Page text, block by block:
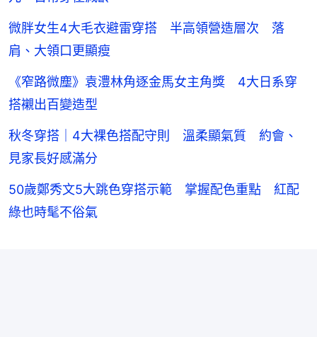
微胖女生4大毛衣避雷穿搭 半高領營造層次 落
肩、大領口更顯瘦
《窄路微塵》袁澧林角逐金馬女主角獎 4大日系穿
搭襯出百變造型
秋冬穿搭｜4大裸色搭配守則 溫柔顯氣質 約會、
見家長好感滿分
50歲鄭秀文5大跳色穿搭示範 掌握配色重點 紅配
綠也時髦不俗氣